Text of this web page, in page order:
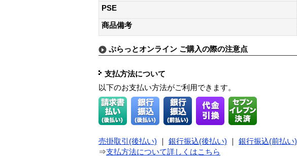
PSE
商品備考
ぷらっとオンライン ご購入の際の注意点
支払方法について
以下のお支払い方法がご利用できます。
売掛取引(後払い) 銀行振込(後払い) 銀行振込(前払い)
⇒支払方法について詳しくはこちら